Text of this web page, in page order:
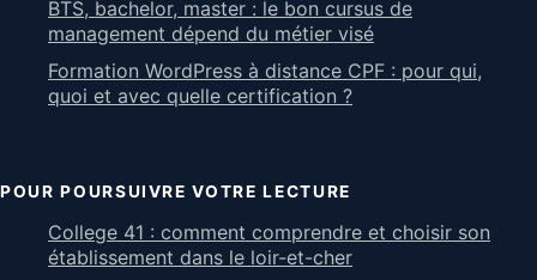
BTS, bachelor, master : le bon cursus de
management dépend du métier visé
Formation WordPress à distance CPF : pour qui,
quoi et avec quelle certification ?
POUR POURSUIVRE VOTRE LECTURE
College 41 : comment comprendre et choisir son
établissement dans le loir-et-cher